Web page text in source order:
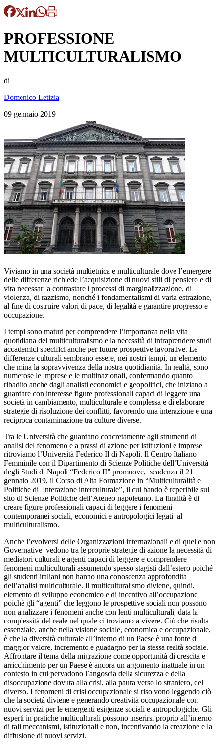
PROFESSIONE
MULTICULTURALISMO
di
Domenico Letizia
09 gennaio 2019
Viviamo in una società multietnica e multiculturale dove l’emergere
delle differenze richiede l’acquisizione di nuovi stili di pensiero e di
vita necessari a contrastare i processi di marginalizzazione, di
violenza, di razzismo, nonché i fondamentalismi di varia estrazione,
al fine di costruire valori di pace, di legalità e garantire progresso e
occupazione.
I tempi sono maturi per comprendere l’importanza nella vita
quotidiana del multiculturalismo e la necessità di intraprendere studi
accademici specifici anche per future prospettive lavorative. Le
differenze culturali sembrano essere, nei nostri tempi, un elemento
che mina la sopravvivenza della nostra quotidianità. In realtà, sono
numerose le imprese e le multinazionali, confermando quanto
ribadito anche dagli analisti economici e geopolitici, che iniziano a
guardare con interesse figure professionali capaci di leggere una
società in cambiamento, multiculturale e complessa e di elaborare
strategie di risoluzione dei conflitti, favorendo una interazione e una
reciproca contaminazione tra culture diverse.
Tra le Università che guardano concretamente agli strumenti di
analisi del fenomeno e a prassi di azione per istituzioni e imprese
ritroviamo l’Università Federico II di Napoli. Il Centro Italiano
Femminile con il Dipartimento di Scienze Politiche dell’Università
degli Studi di Napoli “Federico II” promuove, scadenza il 21
gennaio 2019, il Corso di Alta Formazione in “Multiculturalità e
Politiche di Interazione interculturale”, il cui bando è reperibile sul
sito di Scienze Politiche dell’Ateneo napoletano. La finalità è di
creare figure professionali capaci di leggere i fenomeni
contemporanei sociali, economici e antropologici legati al
multiculturalismo.
Anche l’evolversi delle Organizzazioni internazionali e di quelle non
Governative vedono tra le proprie strategie di azione la necessità di
mediatori culturali e agenti capaci di leggere e comprendere
fenomeni multiculturali assumendo spesso stagisti dall’estero poiché
gli studenti italiani non hanno una conoscenza approfondita
dell’analisi multiculturale. Il multiculturalismo diviene, quindi,
elemento di sviluppo economico e di incentivo all’occupazione
poiché gli “agenti” che leggono le prospettive sociali non possono
non analizzare i fenomeni anche con lenti multiculturali, data la
complessità del reale nel quale ci troviamo a vivere. Ciò che risulta
essenziale, anche nella visione sociale, economica e occupazionale,
è che la diversità culturale all’interno di un Paese è una fonte di
maggior valore, incremento e guadagno per la stessa realtà sociale.
Affrontare il tema della migrazione come opportunità di crescita e
arricchimento per un Paese è ancora un argomento inattuale in un
contesto in cui pervadono l’angoscia della sicurezza e della
disoccupazione dovuta alla crisi, alla paura verso lo straniero, del
diverso. I fenomeni di crisi occupazionale si risolvono leggendo ciò
che la società diviene e generando creatività occupazionale con
nuovi servizi per le emergenti esigenze sociali e antropologiche. Gli
esperti in pratiche multiculturali possono inserirsi proprio all’interno
di tali meccanismi, istituzionali e non, incentivando la creazione e la
diffusione di nuovi servizi.